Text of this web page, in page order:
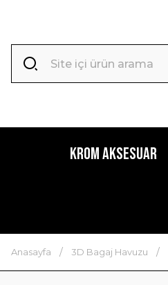
Krom Aksesuar
Anasayfa 3D Bagaj Havuzu